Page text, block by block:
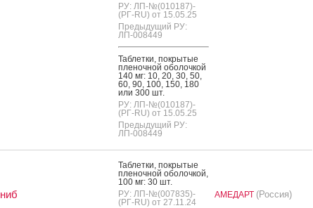
РУ: ЛП-№(010187)-
(РГ-RU) от 15.05.25
Предыдущий РУ:
ЛП-008449
Таб­летки, пок­ры­тые
пле­ноч­ной обо­лоч­кой
140 мг: 10, 20, 30, 50,
60, 90, 100, 150, 180
или 300 шт.
РУ: ЛП-№(010187)-
(РГ-RU) от 15.05.25
Предыдущий РУ:
ЛП-008449
Таб­летки, пок­ры­тые
пле­ноч­ной обо­лоч­кой,
100 мг: 30 шт.
РУ: ЛП-№(007835)-
(РГ-RU) от 27.11.24
АМЕДАРТ (Россия)